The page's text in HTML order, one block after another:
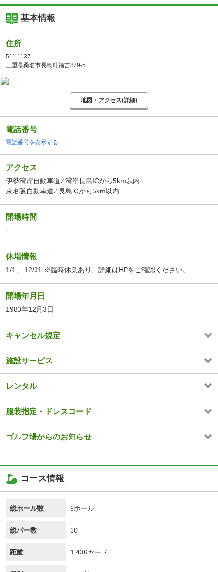
基本情報
住所
511-1137
三重県桑名市長島町福吉879-5
地図・アクセス(詳細)
電話番号
電話番号を表示する
アクセス
伊勢湾岸自動車道 ⁄ 湾岸長島ICから5km以内
東名阪自動車道 ⁄ 長島ICから5km以内
開場時間
-
休場情報
1/1 、12/31 ※臨時休業あり、詳細はHPをご確認ください。
開場年月日
1980年12月3日
キャンセル規定
施設サービス
レンタル
服装指定・ドレスコード
ゴルフ場からのお知らせ
コース情報
総ホール数 9ホール
総パー数 30
距離 1,436ヤード